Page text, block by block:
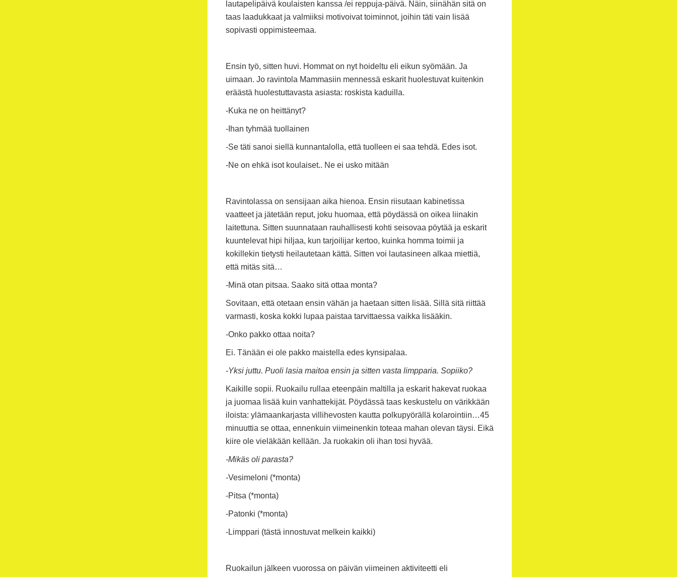
lautapelipäivä koulaisten kanssa /ei reppuja-päivä. Näin, siinähän sitä on
taas laadukkaat ja valmiiksi motivoivat toiminnot, joihin täti vain lisää
sopivasti oppimisteemaa.
Ensin työ, sitten huvi. Hommat on nyt hoideltu eli eikun syömään. Ja
uimaan. Jo ravintola Mammasiin mennessä eskarit huolestuvat kuitenkin
eräästä huolestuttavasta asiasta: roskista kaduilla.
-Kuka ne on heittänyt?
-Ihan tyhmää tuollainen
-Se täti sanoi siellä kunnantalolla, että tuolleen ei saa tehdä. Edes isot.
-Ne on ehkä isot koulaiset.. Ne ei usko mitään
Ravintolassa on sensijaan aika hienoa. Ensin riisutaan kabinetissa
vaatteet ja jätetään reput, joku huomaa, että pöydässä on oikea liinakin
laitettuna. Sitten suunnataan rauhallisesti kohti seisovaa pöytää ja eskarit
kuuntelevat hipi hiljaa, kun tarjoilijar kertoo, kuinka homma toimii ja
kokillekin tietysti heilautetaan kättä. Sitten voi lautasineen alkaa miettiä,
että mitäs sitä…
-Minä otan pitsaa. Saako sitä ottaa monta?
Sovitaan, että otetaan ensin vähän ja haetaan sitten lisää. Sillä sitä riittää
varmasti, koska kokki lupaa paistaa tarvittaessa vaikka lisääkin.
-Onko pakko ottaa noita?
Ei. Tänään ei ole pakko maistella edes kynsipalaa.
-Yksi juttu. Puoli lasia maitoa ensin ja sitten vasta limpparia. Sopiiko?
Kaikille sopii. Ruokailu rullaa eteenpäin maltilla ja eskarit hakevat ruokaa
ja juomaa lisää kuin vanhattekijät. Pöydässä taas keskustelu on värikkään
iloista: ylämaankarjasta villihevosten kautta polkupyörällä kolarointiin…45
minuuttia se ottaa, ennenkuin viimeinenkin toteaa mahan olevan täysi. Eikä
kiire ole vieläkään kellään. Ja ruokakin oli ihan tosi hyvää.
-Mikäs oli parasta?
-Vesimeloni (*monta)
-Pitsa (*monta)
-Patonki (*monta)
-Limppari (tästä innostuvat melkein kaikki)
Ruokailun jälkeen vuorossa on päivän viimeinen aktiviteetti eli